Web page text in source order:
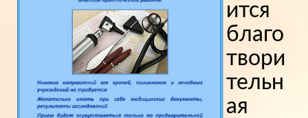
ится
благо
твори
тельн
ая